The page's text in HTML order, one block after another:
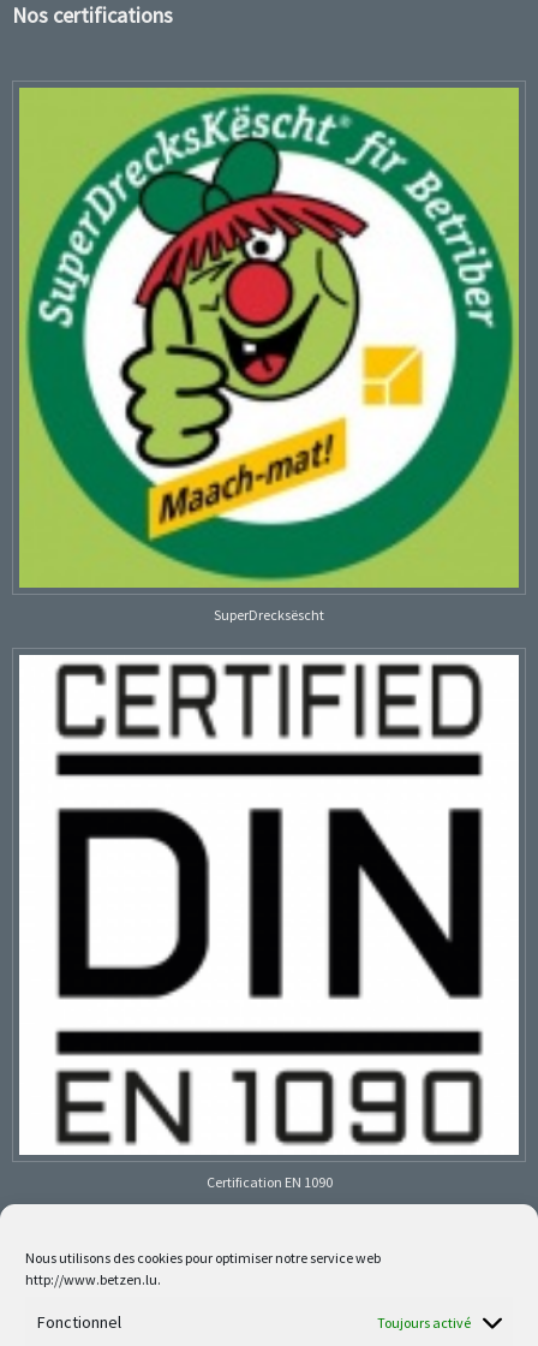
Nous utilisons des cookies pour optimiser notre service web
http://www.betzen.lu.
Fonctionnel Toujours activé
Nos certifications
SuperDrecksëscht
Certification EN 1090
Follow us on social media